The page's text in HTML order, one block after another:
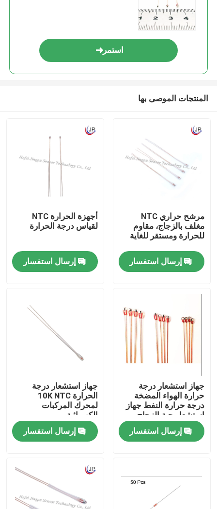
مسكن
منتجات
معلومات عنا
جولة في المعمل
مراقبة الجودة
اتصل بنا
مستشعر درجة الحرارة الطبية
مستشعر درجة الحرارة NTC
استمر
المنتجات الموصى بها
مرشح حراري NTC
مغلف بالزجاج، مقاوم
للحرارة ومستقر للغاية
إرسال استفسار
أجهزة الحرارة NTC
لقياس درجة الحرارة
إرسال استفسار
جهاز استشعار درجة
حرارة الهواء المضخة
درجة حرارة النفط جهاز
استشعار حبة الزجاج
NTC مسبار الحرارة
إرسال استفسار
جهاز استشعار درجة
الحرارة 10K NTC
لمحرك المركبات
الكهربائية
إرسال استفسار